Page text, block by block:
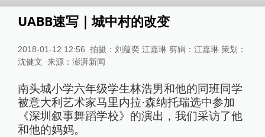
UABB速写｜城中村的改变
2018-01-12 12:56 拍摄：刘蕴奕 江嘉琳 剪辑：江嘉琳 策划：
沈健文 来源： 澎湃新闻
南头城小学六年级学生林浩男和他的同班同学
被意大利艺术家马里内拉·森纳托瑞选中参加
《深圳叙事舞蹈学校》的演出，我们采访了他
和他的妈妈。